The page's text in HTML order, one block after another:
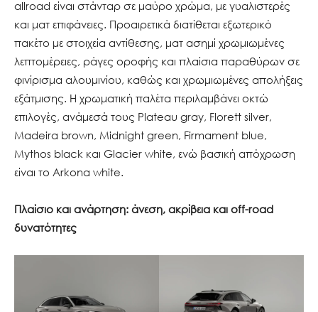
allroad είναι στάνταρ σε μαύρο χρώμα, με γυαλιστερές
και ματ επιφάνειες. Προαιρετικά διατίθεται εξωτερικό
πακέτο με στοιχεία αντίθεσης, ματ ασημί χρωμιωμένες
λεπτομέρειες, ράγες οροφής και πλαίσια παραθύρων σε
φινίρισμα αλουμινίου, καθώς και χρωμιωμένες απολήξεις
εξάτμισης. Η χρωματική παλέτα περιλαμβάνει οκτώ
επιλογές, ανάμεσά τους Plateau gray, Florett silver,
Madeira brown, Midnight green, Firmament blue,
Mythos black και Glacier white, ενώ βασική απόχρωση
είναι το Arkona white.
Πλαίσιο και ανάρτηση: άνεση, ακρίβεια και off-road
δυνατότητες